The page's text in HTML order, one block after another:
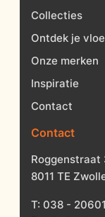
Collecties
Ontdek je
Onze merken
Inspiratie
Contact
Contact
Roggenstraat
8011 TE
T: 038 -